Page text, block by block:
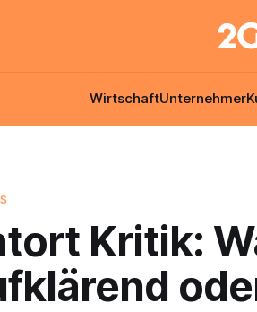
WirtschaftUnternehmer
Kritik: